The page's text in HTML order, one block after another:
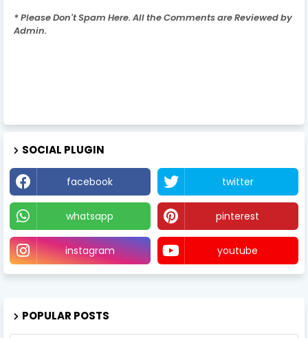
* Please Don't Spam Here. All the Comments are Reviewed by
Admin.
SOCIAL PLUGIN
facebook twitter
whatsapp pinterest
instagram youtube
POPULAR POSTS